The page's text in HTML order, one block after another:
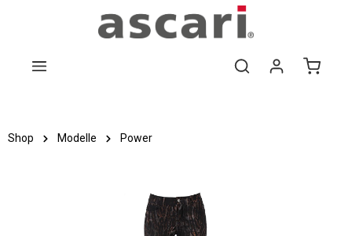
Zum Hauptinhalt springen
Shop Modelle Power